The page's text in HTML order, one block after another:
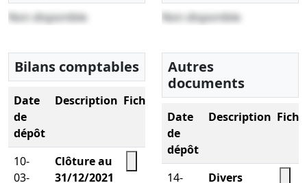
Non disponible Non disponible
Bilans comptables
Date
de
dépôt
Description Fichier
10-
03-
Clôture au
31/12/2021
Autres
documents
Date
de
dépôt
Description
14-
Divers